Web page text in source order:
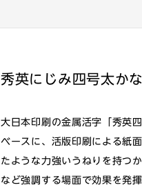
秀英にじみ四号太か
大日本印刷の金属活字「秀英
ベースに、活版印刷による紙
たような力強いうねりを持つ
など強調する場面で効果を発揮